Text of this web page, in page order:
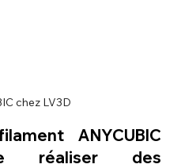
chez LV3D
ANYCUBIC
réaliser des